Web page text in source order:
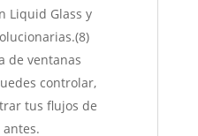
Liquid Glass y
de ventanas
controlar,
tus flujos de